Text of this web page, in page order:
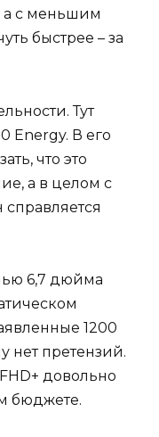
а с меньшим
быстрее – за
Тут
Energy. В его
что это
а в целом с
6,7 дюйма
1200
нет претензий.
довольно
бюджете.